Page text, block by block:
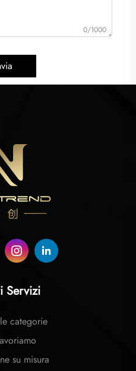
0/1000
Servizi
categorie
su misura